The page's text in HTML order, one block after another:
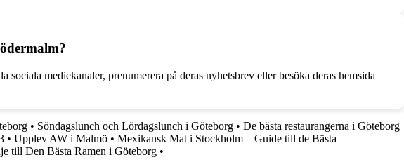
mediekanaler, prenumerera på deras nyhetsbrev eller besöka deras hemsida
• Söndagslunch och Lördagslunch i Göteborg • De bästa restaurangerna i Göteborg
• Upplev AW i Malmö • Mexikansk Mat i Stockholm – Guide till de Bästa
till Den Bästa Ramen i Göteborg •